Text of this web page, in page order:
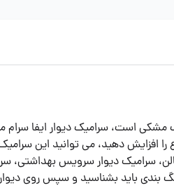
مشکی است، سرامیک دیوار ایفا
افزایش دهید، می توانید این
سرامیک دیوار سرویس بهداشتی،
بندی باید بشناسید و سپس روی